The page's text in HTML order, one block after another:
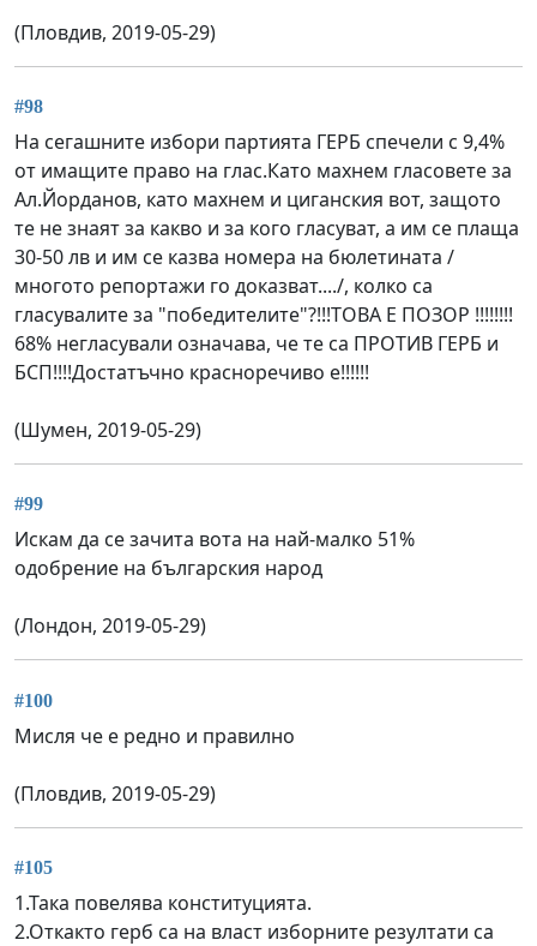
(Пловдив, 2019-05-29)
#98
На сегашните избори партията ГЕРБ спечели с 9,4%
от имащите право на глас.Като махнем гласовете за
Ал.Йорданов, като махнем и циганския вот, защото
те не знаят за какво и за кого гласуват, а им се плаща
30-50 лв и им се казва номера на бюлетината /
многото репортажи го доказват..../, колко са
гласувалите за "победителите"?!!!ТОВА Е ПОЗОР !!!!!!!!
68% негласували означава, че те са ПРОТИВ ГЕРБ и
БСП!!!!Достатъчно красноречиво е!!!!!!
(Шумен, 2019-05-29)
#99
Искам да се зачита вота на най-малко 51%
одобрение на българския народ
(Лондон, 2019-05-29)
#100
Мисля че е редно и правилно
(Пловдив, 2019-05-29)
#105
1.Така повелява конституцията.
2.Откакто герб са на власт изборните резултати са